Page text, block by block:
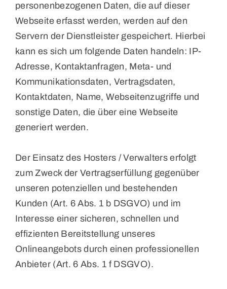
personenbezogenen Daten, die auf dieser
Webseite erfasst werden, werden auf den
Servern der Dienstleister gespeichert. Hierbei
kann es sich um folgende Daten handeln: IP-
Adresse, Kontaktanfragen, Meta- und
Kommunikationsdaten, Vertragsdaten,
Kontaktdaten, Name, Webseitenzugriffe und
sonstige Daten, die über eine Webseite
generiert werden.
Der Einsatz des Hosters / Verwalters erfolgt
zum Zweck der Vertragserfüllung gegenüber
unseren potenziellen und bestehenden
Kunden (Art. 6 Abs. 1 b DSGVO) und im
Interesse einer sicheren, schnellen und
effizienten Bereitstellung unseres
Onlineangebots durch einen professionellen
Anbieter (Art. 6 Abs. 1 f DSGVO).